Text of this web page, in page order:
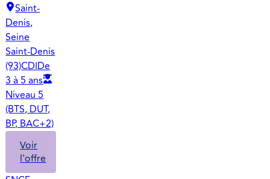
Saint-
Denis,
Seine
Saint-Denis
(93)CDIDe
3 à 5 ans
Niveau 5
(BTS, DUT,
BP, BAC+2)
Voir
l'offre